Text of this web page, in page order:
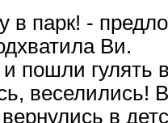
в парк! -
Ви.
пошли гулять
веселились!
в